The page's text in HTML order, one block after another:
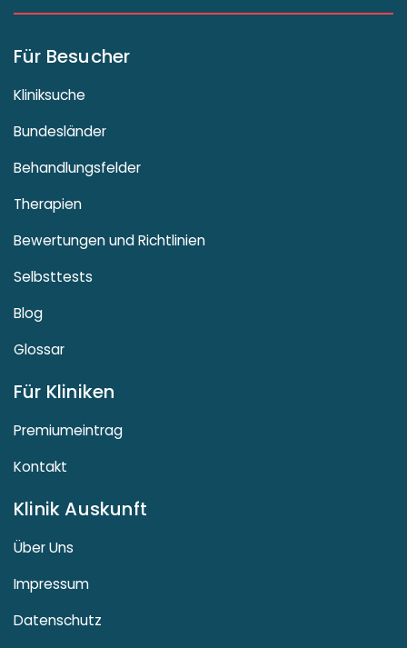
Für Besucher
Kliniksuche
Bundesländer
Behandlungsfelder
Therapien
Bewertungen und Richtlinien
Selbsttests
Blog
Glossar
Für Kliniken
Premiumeintrag
Kontakt
Klinik Auskunft
Über Uns
Impressum
Datenschutz